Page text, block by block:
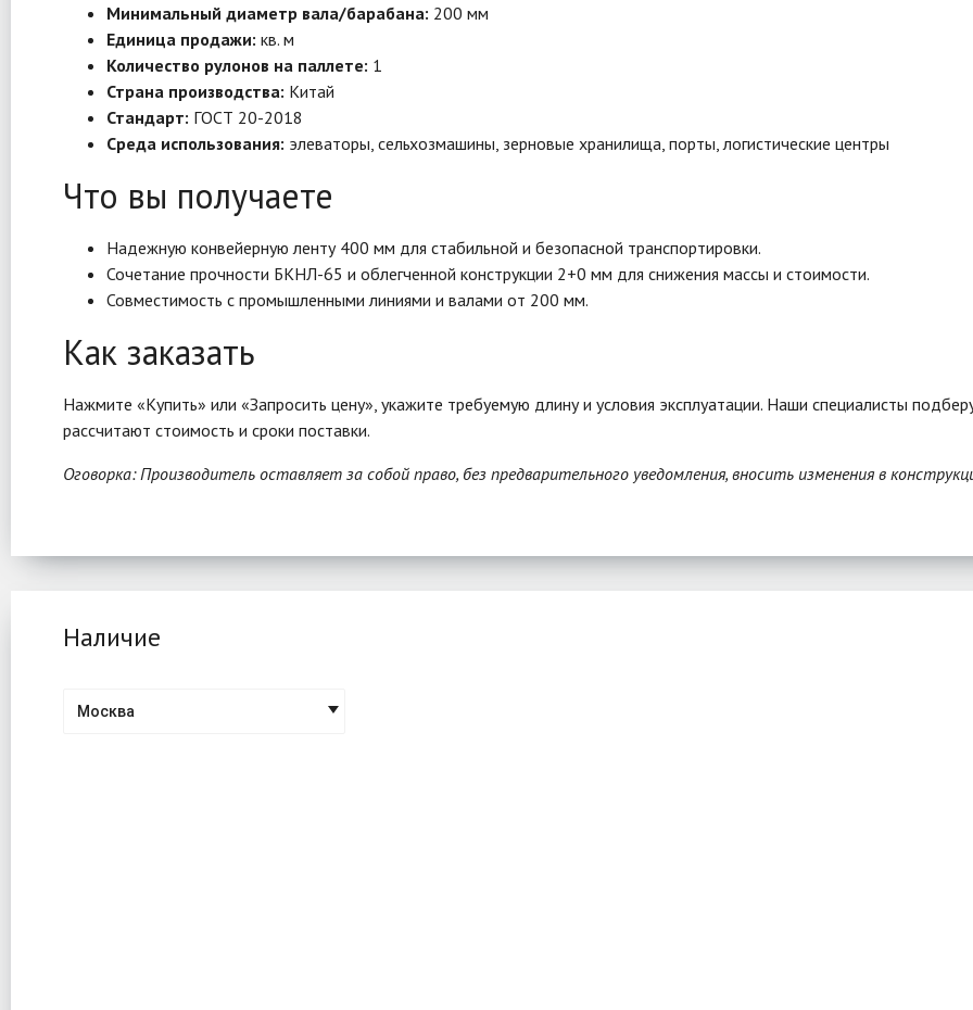
Минимальный диаметр вала/барабана: 200 мм
Единица продажи: кв. м
Количество рулонов на паллете: 1
Страна производства: Китай
Стандарт: ГОСТ 20-2018
Среда использования: элеваторы, сельхозмашины, зерновые хранилища, порты, логистические центры
Что вы получаете
Надежную конвейерную ленту 400 мм для стабильной и безопасной транспортировки.
Сочетание прочности БКНЛ-65 и облегченной конструкции 2+0 мм для снижения массы и стоимости.
Совместимость с промышленными линиями и валами от 200 мм.
Как заказать
Нажмите «Купить» или «Запросить цену», укажите требуемую длину и условия эксплуатации. Наши специалисты
рассчитают стоимость и сроки поставки.
Оговорка: Производитель оставляет за собой право, без предварительного уведомления, вносить изменения в
Наличие
Москва